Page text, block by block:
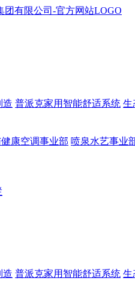
造 普派克家用智能舒适系统 生
康空调事业部 喷泉水艺事业
造 普派克家用智能舒适系统 生